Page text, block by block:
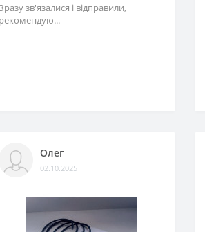
зв'язалися і відправили,
рекомендую...
Олег
02.10.2025